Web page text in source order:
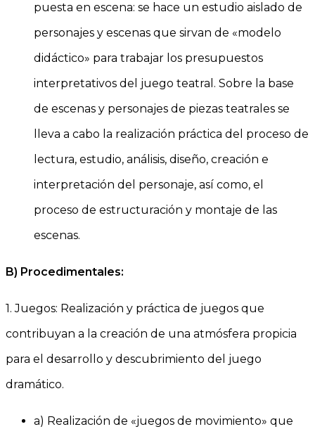
puesta en escena: se hace un estudio aislado de
personajes y escenas que sirvan de «modelo
didáctico» para trabajar los presupuestos
interpretativos del juego teatral. Sobre la base
de escenas y personajes de piezas teatrales se
lleva a cabo la realización práctica del proceso de
lectura, estudio, análisis, diseño, creación e
interpretación del personaje, así como, el
proceso de estructuración y montaje de las
escenas.
B) Procedimentales:
1. Juegos: Realización y práctica de juegos que
contribuyan a la creación de una atmósfera propicia
para el desarrollo y descubrimiento del juego
dramático.
a) Realización de «juegos de movimiento» que